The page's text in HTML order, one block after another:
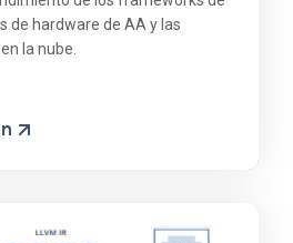
de hardware de AA y las
la nube.